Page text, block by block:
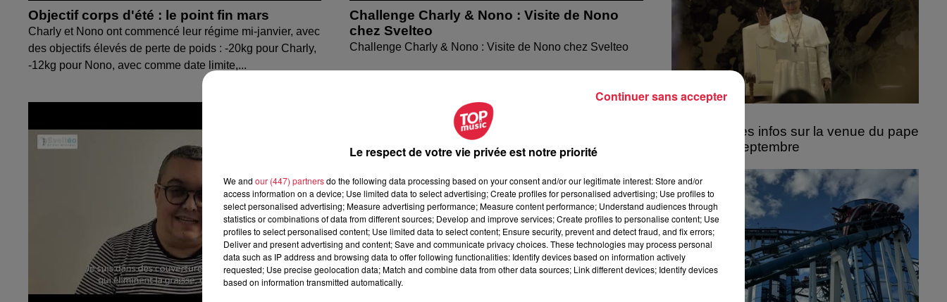
Objectif corps d'été : le point fin mars
Charly et Nono ont commencé leur régime mi-janvier, avec
des objectifs élevés de perte de poids : -20kg pour Charly,
-12kg pour Nono, avec comme date limite,...
Challenge Charly & Nono : Visite de Nono
chez Svelteo
Challenge Charly & Nono : Visite de Nono chez Svelteo
Les dernières infos sur la venue du pape
à Metz en septembre
Le respect de votre vie privée est notre priorité
We and our (447) partnersdo the following data processing based on your consent and/or our legitimate interest: Store and/or
access information on a device; Use limited data to select advertising; Create profiles for personalised advertising; Use profiles to
select personalised advertising; Measure advertising performance; Measure content performance; Understand audiences through
statistics or combinations of data from different sources; Develop and improve services; Create profiles to personalise content; Use
profiles to select personalised content; Use limited data to select content; Ensure security, prevent and detect fraud, and fix errors;
Deliver and present advertising and content; Save and communicate privacy choices. These technologies may process personal
data such as IP address and browsing data to offer following functionalities: Identify devices based on information actively
requested; Use precise geolocation data; Match and combine data from other data sources; Link different devices; Identify devices
based on information transmitted automatically.
Continuer sans accepter